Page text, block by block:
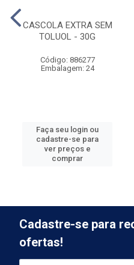
CASCOLA EXTRA SEM
TOLUOL - 30G
Código: 886277
Embalagem: 24
Faça seu login ou
cadastre-se para
ver preços e
comprar
Cadastre-se para
ofertas!